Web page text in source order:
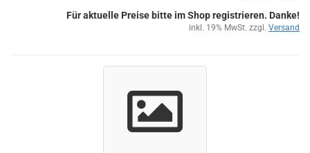
Für aktuelle Preise bitte im Shop registrieren. Danke!
inkl. 19% MwSt. zzgl. Versand